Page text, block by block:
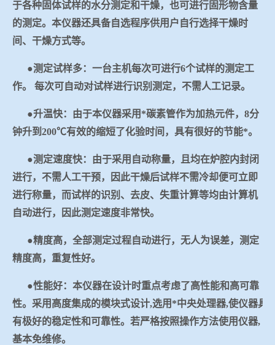
矿石、焦炭物理检测及制样设备
工业分析、测硫仪等
于各种固体试样的水分测定和干燥，也可进行固形物含量
的测定。本仪器还具备自选程序供用户自行选择干燥时
间、干燥方式等。
●测定试样多：一台主机每次可进行6个试样的测定工
作。
每次可自动对试样进行识别测定，不需人工记录。
●升温快：由于本仪器采用*碳素管作为加热元件，8分
钟升到 200℃有效的缩短了化验时间，具有很好的节能*。
●测定速度快：由于采用自动称量，且均在炉腔内封闭
进行，不需人工干预，因此干燥后试样不需冷却便可立即
进行称量，而试样的识别、去皮、失重计算等均由计算机
自动进行，因此测定速度非常快。
●精度高，全部测定过程自动进行，无人为误差，测定
精度高，重复性好。
●性能好：本仪器在设计时重点考虑了高性能和高可靠
性。采用高度集成的模块式设计,选用*中央处理器,使仪器具
有极好的稳定性和可靠性。若严格按照操作方法使用仪器,
基本免维修。